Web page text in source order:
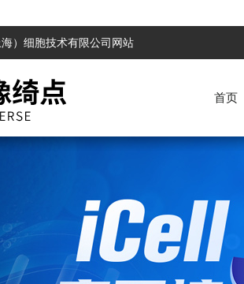
）细胞技术有限公司网站
首页